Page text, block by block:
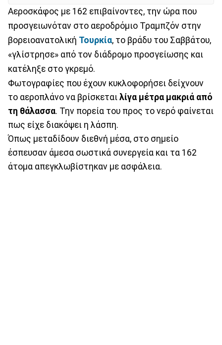
Αεροσκάφος με 162 επιβαίνοντες, την ώρα που
προσγειωνόταν στο αεροδρόμιο Τραμπζόν στην
βορειοανατολική Τουρκία, το βράδυ του Σαββάτου,
«γλίστρησε» από τον διάδρομο προσγείωσης και
κατέληξε στο γκρεμό.
Φωτογραφίες που έχουν κυκλοφορήσει δείχνουν
το αεροπλάνο να βρίσκεται λίγα μέτρα μακριά από
τη θάλασσα. Την πορεία του προς το νερό φαίνεται
πως είχε διακόψει η λάσπη.
Όπως μεταδίδουν διεθνή μέσα, στο σημείο
έσπευσαν άμεσα σωστικά συνεργεία και τα 162
άτομα απεγκλωβίστηκαν με ασφάλεια.